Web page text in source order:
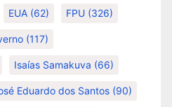
EUA (62) FPU (326)
(117)
Isaías Samakuva (66)
Eduardo dos Santos (90)